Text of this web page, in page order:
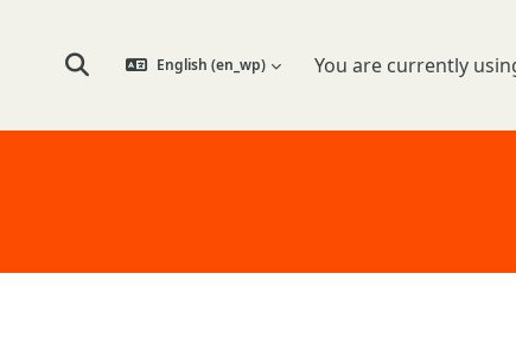
Toggle search input
English ‎(en_wp)‎ You are currently